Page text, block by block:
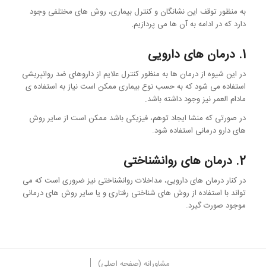
به منظور توقف این نشانگان و کنترل بیماری، روش های مختلفی وجود
دارد که در ادامه به آن ها می پردازیم.
1. درمان های دارویی
در این شیوه از درمان ها به منظور کنترل علایم از داروهای ضد روانپریشی
استفاده می شود که به حسب نوع بیماری ممکن است نیاز به استفاده ی
مادام العمر نیز وجود داشته باشد.
در صورتی که منشا ایجاد توهم، فیزیکی باشد ممکن است از سایر روش
های دارو درمانی استفاده شود.
2. درمان های روانشناختی
در کنار درمان های دارویی، مداخلات روانشناختی نیز ضروری است که می
تواند با استفاده از روش های شناختی رفتاری و یا سایر روش های درمانی
موجود صورت گیرد.
مشاورانه (صفحه اصلی)